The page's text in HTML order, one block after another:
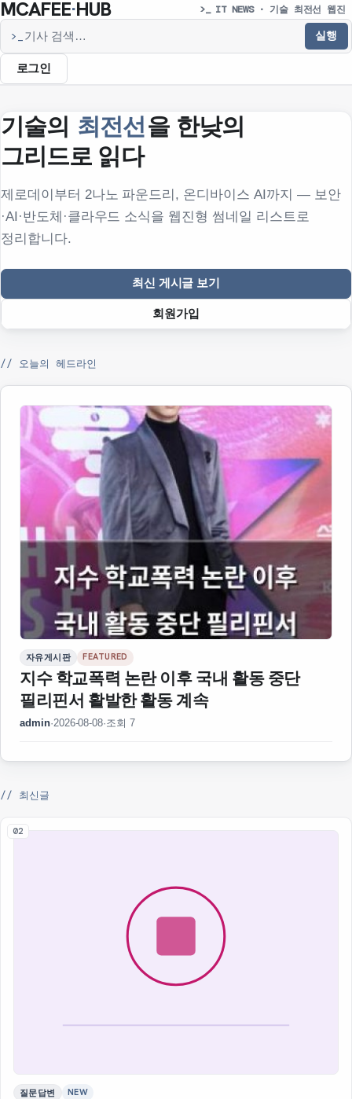
MCAFEE·HUB >_ IT NEWS · 기술 최전선 웹진
>_
기사 검색
실행
로그인
기술의 최전선을 한낮의
그리드로 읽다
제로데이부터 2나노 파운드리, 온디바이스 AI까지 — 보안
·AI·반도체·클라우드 소식을 웹진형 썸네일 리스트로
정리합니다.
최신 게시글 보기
회원가입
// 오늘의 헤드라인
자유게시판 FEATURED
지수 학교폭력 논란 이후 국내 활동 중단
필리핀서 활발한 활동 계속
admin·2026-08-08·조회 7
// 최신글
02
질문답변 NEW